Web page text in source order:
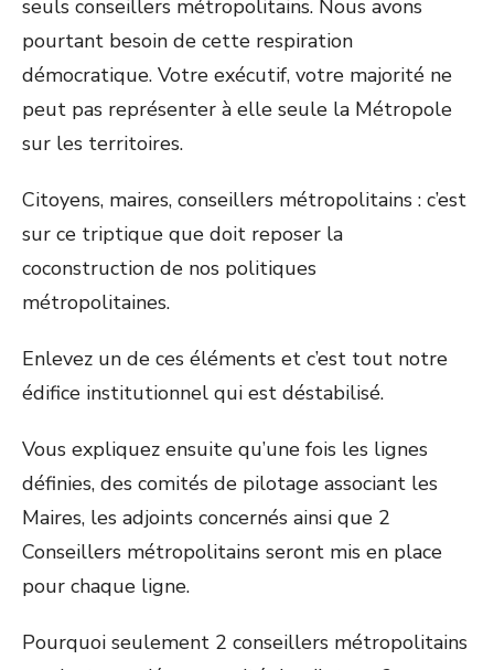
seuls conseillers métropolitains. Nous avons
pourtant besoin de cette respiration
démocratique. Votre exécutif, votre majorité ne
peut pas représenter à elle seule la Métropole
sur les territoires.
Citoyens, maires, conseillers métropolitains : c’est
sur ce triptique que doit reposer la
coconstruction de nos politiques
métropolitaines.
Enlevez un de ces éléments et c’est tout notre
édifice institutionnel qui est déstabilisé.
Vous expliquez ensuite qu’une fois les lignes
définies, des comités de pilotage associant les
Maires, les adjoints concernés ainsi que 2
Conseillers métropolitains seront mis en place
pour chaque ligne.
Pourquoi seulement 2 conseillers métropolitains